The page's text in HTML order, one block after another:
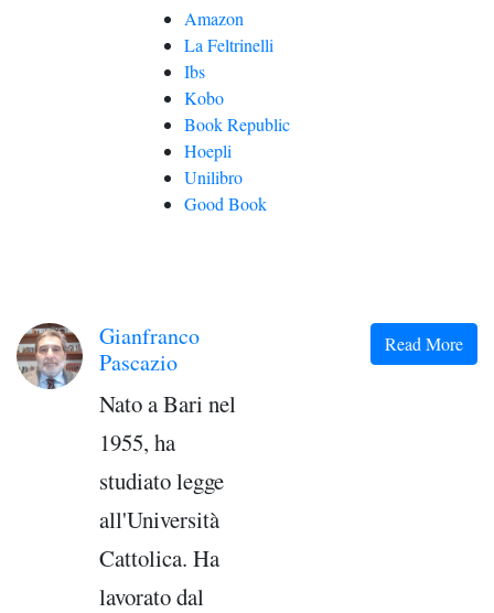
Amazon
La Feltrinelli
Ibs
Kobo
Book Republic
Hoepli
Unilibro
Good Book
Gianfranco
Pascazio
Nato a Bari nel
1955, ha
studiato legge
all'Università
Cattolica. Ha
lavorato dal
Read More